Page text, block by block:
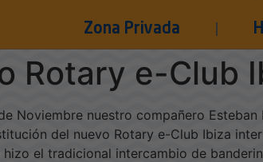
Zona Privada
de
Rotary e-Club
Noviembre nuestro compañero
del nuevo Rotary e-Club Ibiza
hizo el tradicional intercambio de